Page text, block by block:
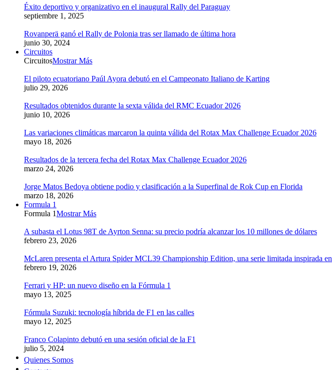
Éxito deportivo y organizativo en el inaugural Rally del Paraguay
septiembre 1, 2025
Rovanperä ganó el Rally de Polonia tras ser llamado de última hora
junio 30, 2024
Circuitos
CircuitosMostrar Más
El piloto ecuatoriano Paúl Ayora debutó en el Campeonato Italiano de Karting
julio 29, 2026
Resultados obtenidos durante la sexta válida del RMC Ecuador 2026
junio 10, 2026
Las variaciones climáticas marcaron la quinta válida del Rotax Max Challenge Ecuador 2026
mayo 18, 2026
Resultados de la tercera fecha del Rotax Max Challenge Ecuador 2026
marzo 24, 2026
Jorge Matos Bedoya obtiene podio y clasificación a la Superfinal de Rok Cup en Florida
marzo 18, 2026
Formula 1
Formula 1Mostrar Más
A subasta el Lotus 98T de Ayrton Senna: su precio podría alcanzar los 10 millones de dólares
febrero 23, 2026
McLaren presenta el Artura Spider MCL39 Championship Edition, una serie limitada inspirada
febrero 19, 2026
Ferrari y HP: un nuevo diseño en la Fórmula 1
mayo 13, 2025
Fórmula Suzuki: tecnología híbrida de F1 en las calles
mayo 12, 2025
Franco Colapinto debutó en una sesión oficial de la F1
julio 5, 2024
Quienes Somos